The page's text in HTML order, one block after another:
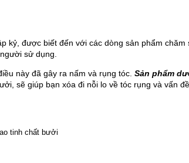
kỷ, được biết đến với các dòng sản phẩm chăm
sử dụng.
này đã gây ra nấm và rụng tóc. Sản phẩm
sẽ giúp bạn xóa đi nỗi lo về tóc rụng và vấn